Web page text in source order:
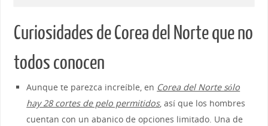
Curiosidades de Corea del Norte que no
todos conocen
Aunque te parezca increíble, en Corea del Norte sólo
hay 28 cortes de pelo permitidos, así que los hombres
cuentan con un abanico de opciones limitado. Una de